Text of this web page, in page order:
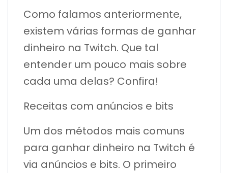
Como falamos anteriormente,
existem várias formas de ganhar
dinheiro na Twitch. Que tal
entender um pouco mais sobre
cada uma delas? Confira!
Receitas com anúncios e bits
Um dos métodos mais comuns
para ganhar dinheiro na Twitch é
via anúncios e bits. O primeiro